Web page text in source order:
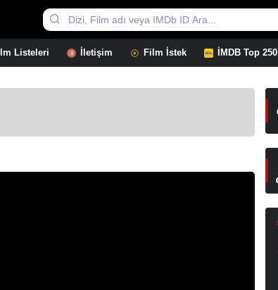
Listeleri İletişim Film İstek İMDB Top 250